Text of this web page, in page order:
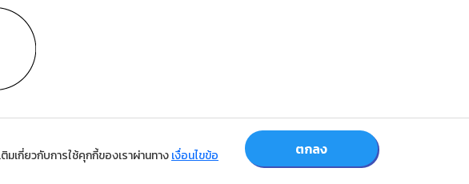
เกี่ยวกับการใช้คุกกี้ของเราผ่านทางเงื่อนไขข้อ
ตกลง